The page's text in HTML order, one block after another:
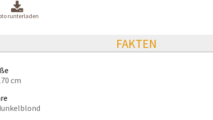
runterladen
FAKTEN
cm